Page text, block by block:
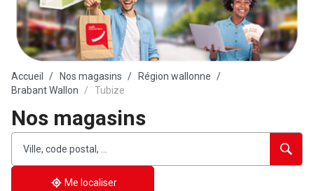
Accueil Nos magasins
Région wallonne
Brabant Wallon
Tubize
Nos magasins
Rechercher
Veuillez
renseigner
adresse
{{count}}
résultat(s)
Me localiser